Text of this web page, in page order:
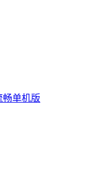
畅单机版